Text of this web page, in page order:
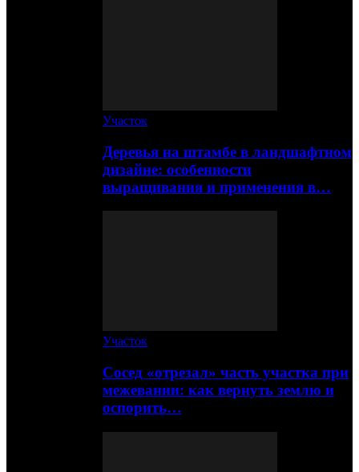
Участок
Деревья на штамбе в ландшафтном
дизайне: особенности
выращивания и применения в…
Участок
Сосед «отрезал» часть участка при
межевании: как вернуть землю и
оспорить…